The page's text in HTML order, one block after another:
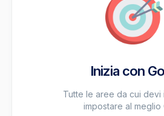
Inizia con
Tutte le aree da cui devi
impostare al meglio